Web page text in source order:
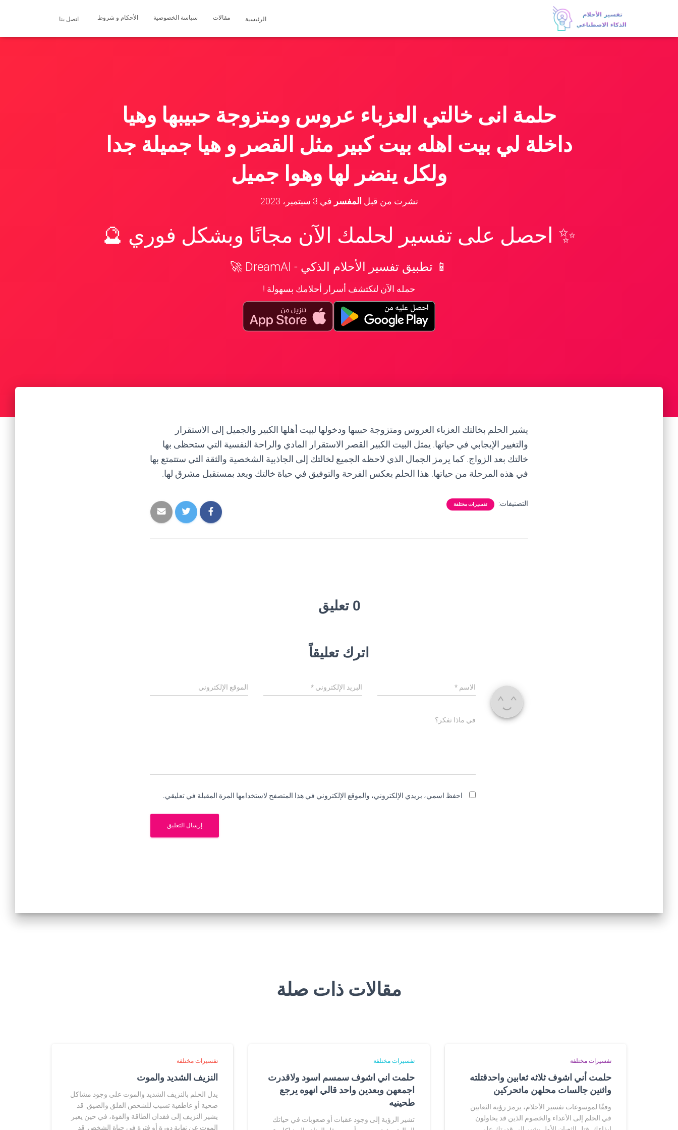
الرئيسية مقالات سياسة الخصوصية الأحكام و شروط اتصل بنا
حلمة انى خالتي العزباء عروس ومتزوجة حبيبها وهيا
داخلة لي بيت اهله بيت كبير مثل القصر و هيا جميلة جدا
ولكل ينضر لها وهوا جميل
نشرت من قبل المفسر في 3 سبتمبر، 2023
✨ احصل على تفسير لحلمك الآن مجانًا وبشكل فوري 🔮
📱 تطبيق تفسير الأحلام الذكي - DreamAI 🚀
حمله الآن لتكتشف أسرار أحلامك بسهولة !
يشير الحلم بخالتك العزباء العروس ومتزوجة حبيبها ودخولها لبيت أهلها الكبير والجميل إلى الاستقرار
والتغيير الإيجابي في حياتها. يمثل البيت الكبير القصر الاستقرار المادي والراحة النفسية التي ستحظى بها
خالتك بعد الزواج. كما يرمز الجمال الذي لاحظه الجميع لخالتك إلى الجاذبية الشخصية والثقة التي ستتمتع بها
في هذه المرحلة من حياتها. هذا الحلم يعكس الفرحة والتوفيق في حياة خالتك ويعد بمستقبل مشرق لها.
التصنيفات: تفسيرات مختلفة
0 تعليق
اترك تعليقاً
الاسم * البريد الإلكتروني* الموقع الإلكتروني
في ماذا تفكر؟
احفظ اسمي، بريدي الإلكتروني، والموقع الإلكتروني في هذا المتصفح لاستخدامها المرة المقبلة في تعليقي.
مقالات ذات صلة
تفسيرات مختلفة
حلمت أني اشوف ثلاثه ثعابين واحدقتلته
واثنين جالسات محلهن ماتحركين
وفقًا لموسوعات تفسير الأحلام، يرمز رؤية الثعابين
في الحلم إلى الأعداء والخصوم الذين قد يحاولون
تفسيرات مختلفة
حلمت اني اشوف سمسم اسود ولاقدرت
اجمعهن وبعدين واحد قالي انهوه يرجع
طحينيه
تشير الرؤية إلى وجود عقبات أو صعوبات في حياتك
تفسيرات مختلفة
النزيف الشديد والموت
يدل الحلم بالنزيف الشديد والموت على وجود مشاكل
صحية أو عاطفية تسبب للشخص القلق والضيق. قد
يشير النزيف إلى فقدان الطاقة والقوة، في حين يعبر
الموت عن نهاية دورة أو فترة في حياة الشخص. قد